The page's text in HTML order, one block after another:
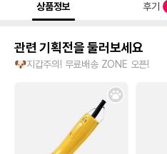
상품정보 후기
관련 기획전을 둘러보세요
🐶지갑주의! 무료배송 ZONE 오픈!